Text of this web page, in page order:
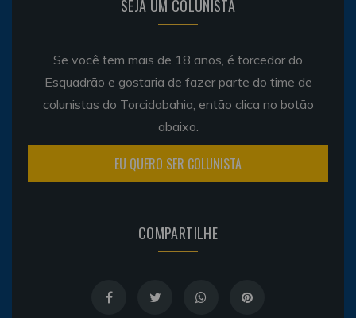
SEJA UM COLUNISTA
Se você tem mais de 18 anos, é torcedor do
Esquadrão e gostaria de fazer parte do time de
colunistas do Torcidabahia, então clica no botão
abaixo.
EU QUERO SER COLUNISTA
COMPARTILHE